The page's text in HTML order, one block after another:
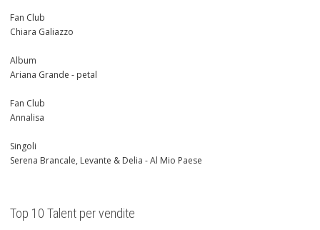
Fan Club
Chiara Galiazzo
Album
Ariana Grande - petal
Fan Club
Annalisa
Singoli
Serena Brancale, Levante & Delia - Al Mio Paese
Top 10 Talent per vendite